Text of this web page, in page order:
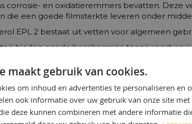
corrosie- en oxidatieremmers bevatten. Deze
die een goede filmsterkte leveren onder
EPL 2 bestaat uit vetten voor algemeen
bieden goede bescherming tegen roest en
maakt ze bijzonder geschikt voor apparatuur
De stijvere consistentie van een NLGI
van verticaal gemonteerde lagers of
weerstand tegen zowel corrosie als
in vochtige of natte omstandigheden
en +120 °C.
maakt gebruik van cookies.
om inhoud en advertenties te personaliseren en
ook informatie over uw gebruik van onze site
deze kunnen combineren met andere informatie